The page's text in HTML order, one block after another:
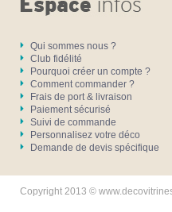
Qui sommes nous ?
Club fidélité
Pourquoi créer un compte ?
Comment commander ?
Frais de port & livraison
Paiement sécurisé
Suivi de commande
Personnalisez votre déco
Demande de devis spécifique
Copyright 2013 ©